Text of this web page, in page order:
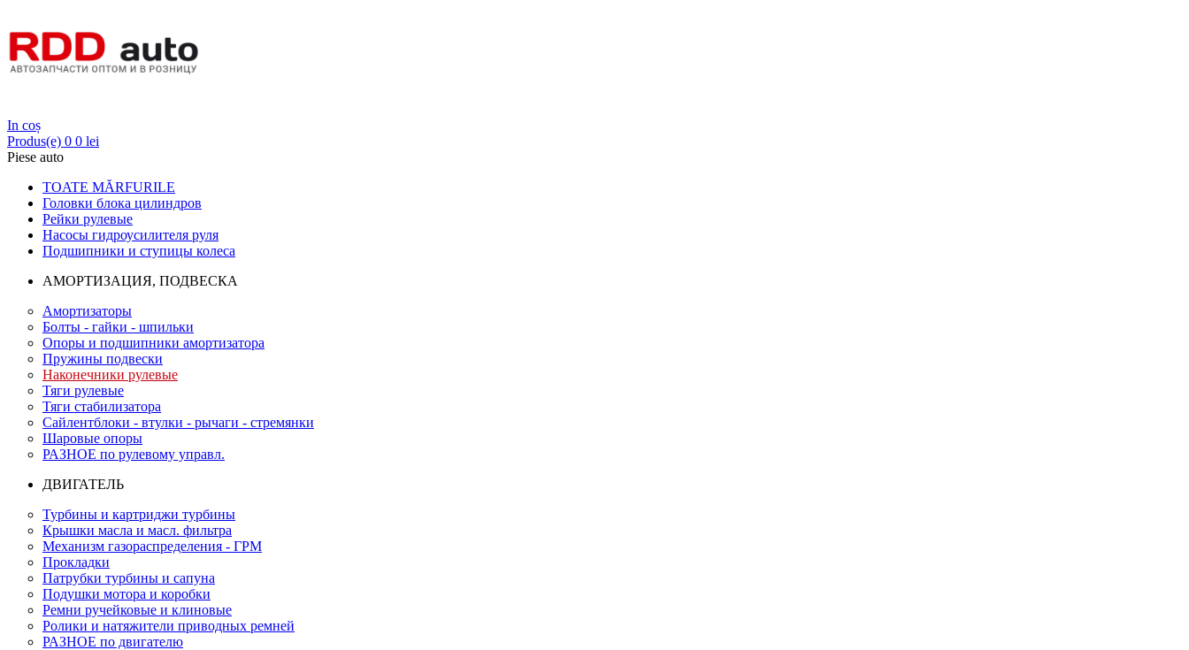
In coș
Produs(e) 0 0 lei
Piese auto
TOATE MĂRFURILE
Головки блока цилиндров
Рейки рулевые
Насосы гидроусилителя руля
Подшипники и ступицы колеса
АМОРТИЗАЦИЯ, ПОДВЕСКА
Амортизаторы
Болты - гайки - шпильки
Опоры и подшипники амортизатора
Пружины подвески
Наконечники рулевые
Тяги рулевые
Тяги стабилизатора
Сайлентблоки - втулки - рычаги - стремянки
Шаровые опоры
РАЗНОЕ по рулевому управл.
ДВИГАТЕЛЬ
Турбины и картриджи турбины
Крышки масла и масл. фильтра
Механизм газораспределения - ГРМ
Прокладки
Патрубки турбины и сапуна
Подушки мотора и коробки
Ремни ручейковые и клиновые
Ролики и натяжители приводных ремней
РАЗНОЕ по двигателю